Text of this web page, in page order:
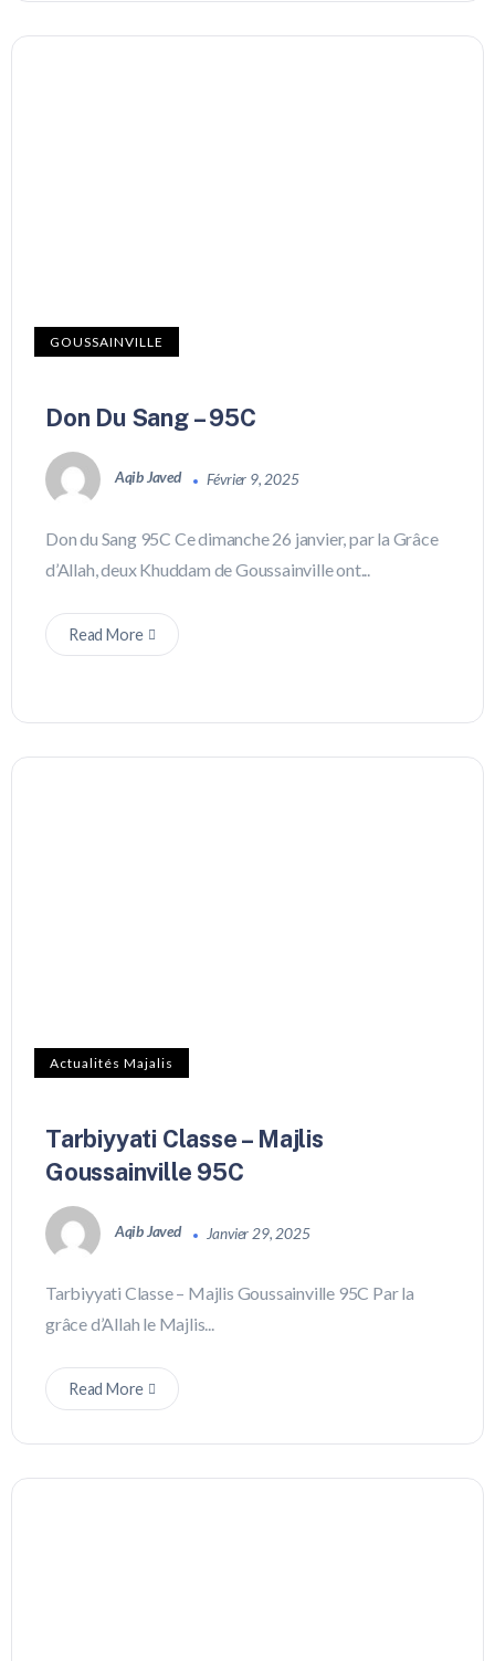
GOUSSAINVILLE
Don Du Sang – 95C
Aqib Javed Février 9, 2025
Don du Sang 95C Ce dimanche 26 janvier, par la Grâce
d’Allah, deux Khuddam de Goussainville ont...
Read More
Actualités Majalis
Tarbiyyati Classe – Majlis
Goussainville 95C
Aqib Javed Janvier 29, 2025
Tarbiyyati Classe – Majlis Goussainville 95C Par la
grâce d’Allah le Majlis...
Read More